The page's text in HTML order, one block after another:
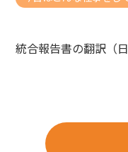
統合報告書の翻訳（日